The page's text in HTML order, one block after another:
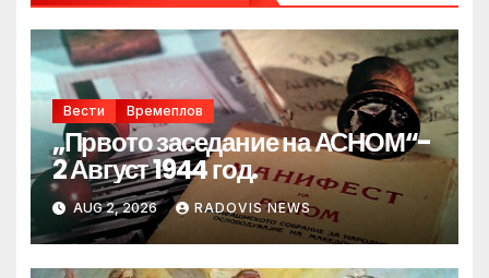
Вести Времеплов
„Првото заседание на АСНОМ“-
2 Август 1944 год.
AUG 2, 2026 RADOVIS NEWS